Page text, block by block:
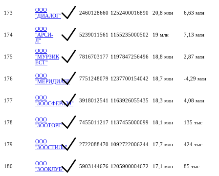
173
ООО
"ДИАЛОГ"
2460128660 1252400016890 20,8 млн 6,63 млн
174
ООО
"АРСИ-
Л"
5239011561 1155235000502 19 млн 7,13 млн
175
ООО
"МУРЗИК
ЕСТ"
7816703177 1197847256496 18,8 млн 2,87 млн
176
ООО
"МЕРИДИАН"
7751248079 1237700154042 18,7 млн -4,29 млн
177
ООО
"ЗООСФЕРА39"
3918012541 1163926055435 18,3 млн 4,08 млн
178
ООО
"ЗООТОРГ"
7455011217 1137455000099 18,1 млн 135 тыс
179
ООО
"ЗООСТИЛЬ"
2722088470 1092722006244 17,7 млн 424 тыс
180
ООО
"ЗООКЛУБ"
5903144676 1205900004672 17,1 млн 85 тыс